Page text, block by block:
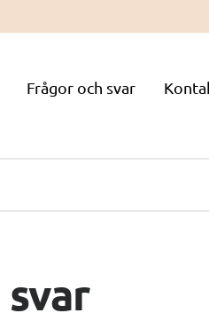
Frågor och svar